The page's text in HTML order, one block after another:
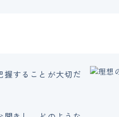
することが大切だ